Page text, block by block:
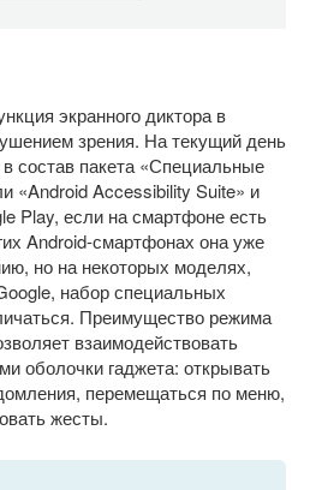
экранного диктора в
зрения. На текущий день
состав пакета «Специальные
«Android Accessibility Suite» и
Play, если на смартфоне есть
Android-смартфонах она уже
но на некоторых моделях,
набор специальных
Преимущество режима
взаимодействовать
оболочки гаджета: открывать
перемещаться по меню,
жесты.